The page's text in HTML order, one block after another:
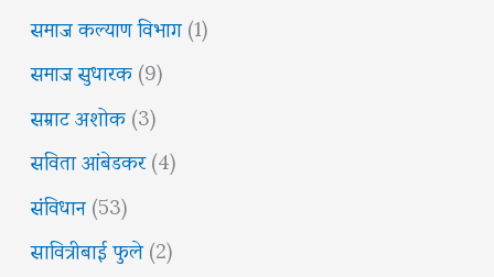
समाज कल्याण विभाग(1)
समाज सुधारक(9)
सम्राट अशोक(3)
सविता आंबेडकर(4)
संविधान(53)
सावित्रीबाई फुले(2)